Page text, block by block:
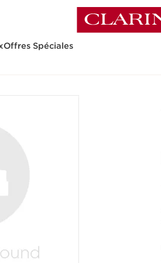
Offres Spéciales